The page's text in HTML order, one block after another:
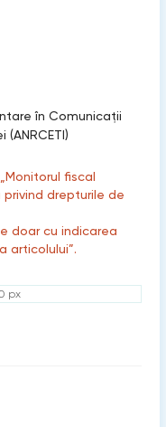
în Comunicaţii
fiscal
drepturile de
doar cu indicarea
articolului”.
px